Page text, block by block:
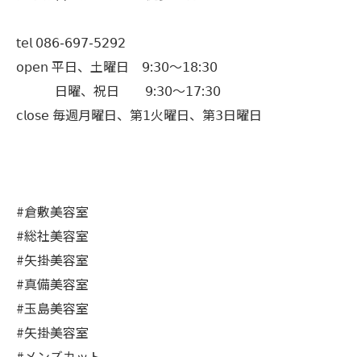
𝗍𝖾𝗅 𝟢𝟪𝟨-𝟨𝟫𝟩-𝟧𝟤𝟫𝟤
𝗈𝗉𝖾𝗇 平日、土曜日 𝟫:𝟥𝟢〜𝟣𝟪:𝟥𝟢
日曜、祝日 𝟫:𝟥𝟢〜𝟣𝟩:𝟥𝟢
𝖼𝗅𝗈𝗌𝖾 毎週月曜日、第𝟣火曜日、第𝟥日曜日
#倉敷美容室
#総社美容室
#矢掛美容室
#真備美容室
#玉島美容室
#矢掛美容室